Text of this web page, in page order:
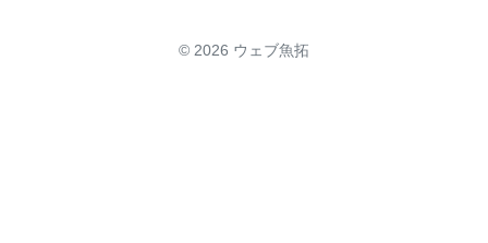
© 2026 ウェブ魚拓